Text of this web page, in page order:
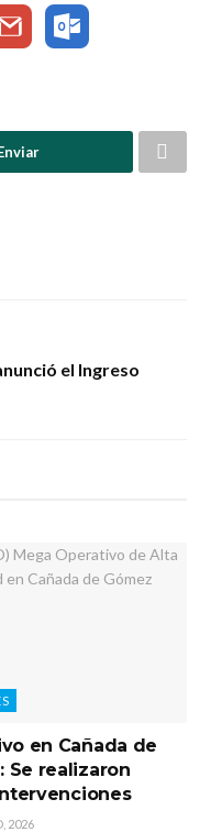
el Ingreso
en Cañada de
Se realizaron
2026